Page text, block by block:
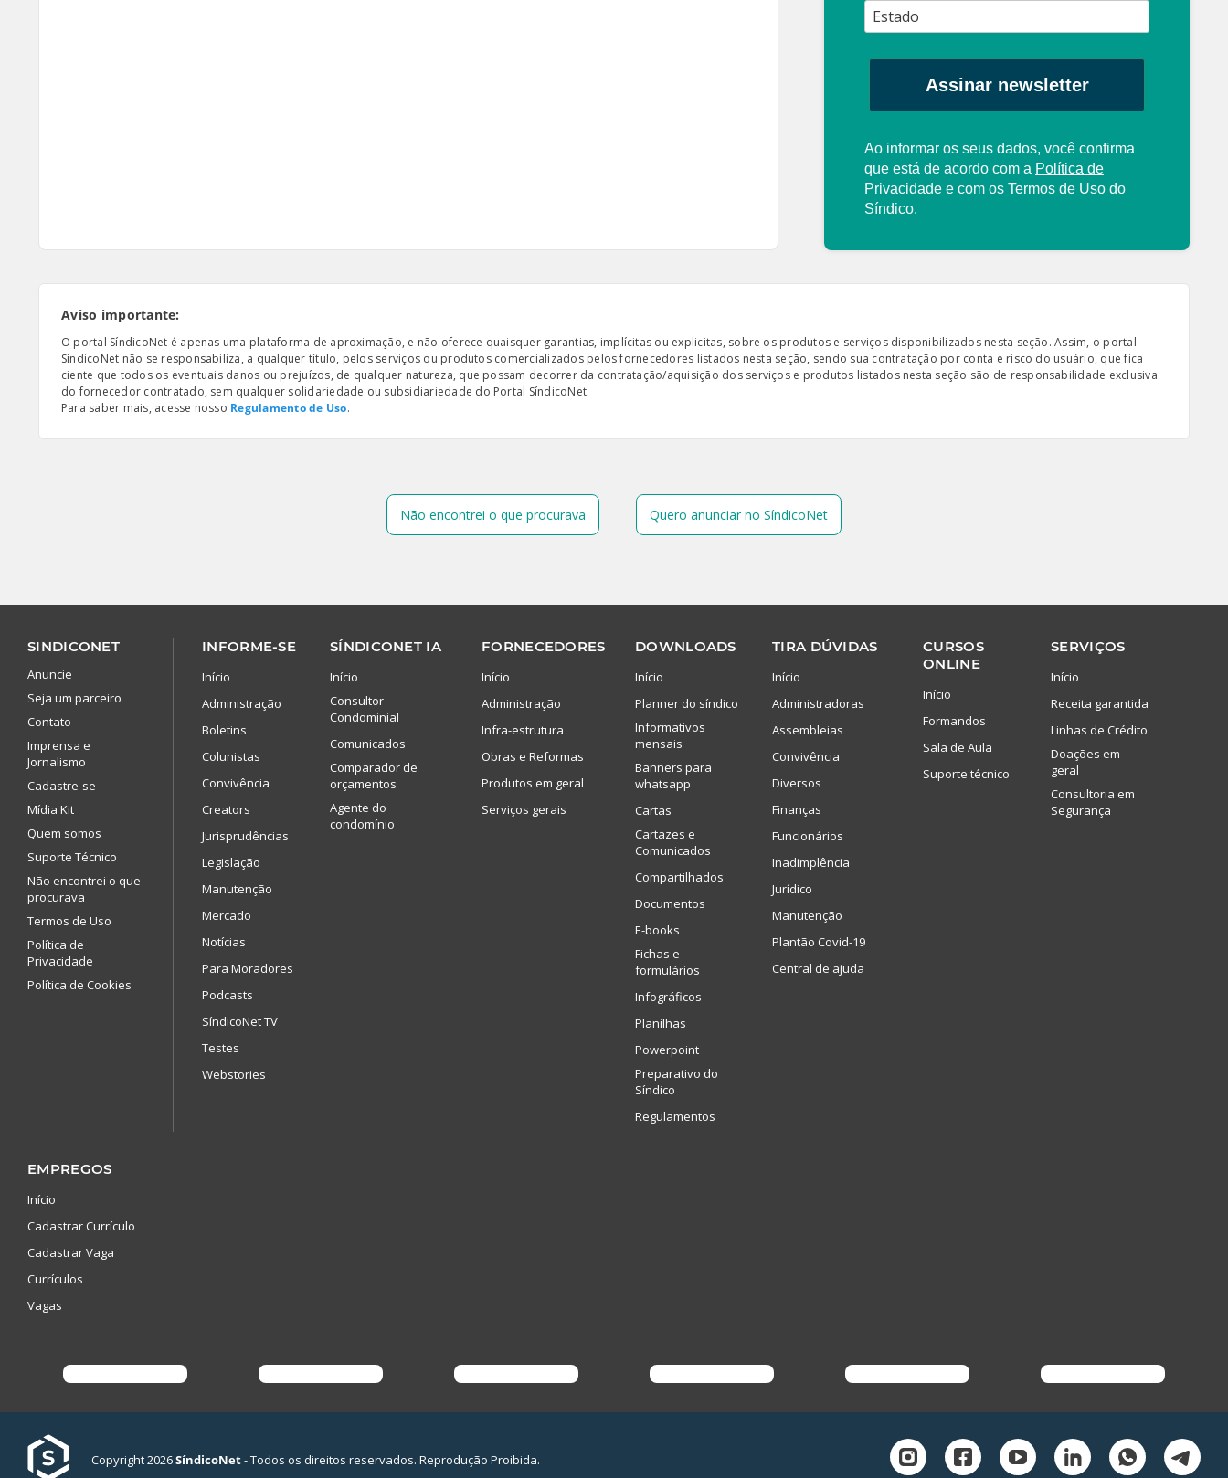
Assinar newsletter
Ao informar os seus dados, você confirma
que está de acordo com a Política de
Privacidade e com os Termos de Uso do
Síndico.
Aviso importante:
O portal SíndicoNet é apenas uma plataforma de aproximação, e não oferece quaisquer garantias, implícitas ou explicitas, sobre os produtos e serviços disponibilizados nesta seção. Assim, o portal
SíndicoNet não se responsabiliza, a qualquer título, pelos serviços ou produtos comercializados pelos fornecedores listados nesta seção, sendo sua contratação por conta e risco do usuário, que fica
ciente que todos os eventuais danos ou prejuízos, de qualquer natureza, que possam decorrer da contratação/aquisição dos serviços e produtos listados nesta seção são de responsabilidade exclusiva
do fornecedor contratado, sem qualquer solidariedade ou subsidiariedade do Portal SíndicoNet.
Para saber mais, acesse nosso Regulamento de Uso.
Não encontrei o que procurava Quero anunciar no SíndicoNet
SINDICONET
Anuncie
Seja um parceiro
Contato
Imprensa e
Jornalismo
Cadastre-se
Mídia Kit
Quem somos
Suporte Técnico
Não encontrei o que
procurava
Termos de Uso
Política de
Privacidade
Política de Cookies
INFORME-SE
Início
Administração
Boletins
Colunistas
Convivência
Creators
Jurisprudências
Legislação
Manutenção
Mercado
Notícias
Para Moradores
Podcasts
SíndicoNet TV
Testes
Webstories
SÍNDICONET IA
Início
Consultor
Condominial
Comunicados
Comparador de
orçamentos
Agente do
condomínio
FORNECEDORES
Início
Administração
Infra-estrutura
Obras e Reformas
Produtos em geral
Serviços gerais
DOWNLOADS
Início
Planner do síndico
Informativos
mensais
Banners para
whatsapp
Cartas
Cartazes e
Comunicados
Compartilhados
Documentos
E-books
Fichas e
formulários
Infográficos
Planilhas
Powerpoint
Preparativo do
Síndico
Regulamentos
TIRA DÚVIDAS
Início
Administradoras
Assembleias
Convivência
Diversos
Finanças
Funcionários
Inadimplência
Jurídico
Manutenção
Plantão Covid-19
Central de ajuda
CURSOS
ONLINE
Início
Formandos
Sala de Aula
Suporte técnico
SERVIÇOS
Início
Receita garantida
Linhas de Crédito
Doações em
geral
Consultoria em
Segurança
EMPREGOS
Início
Cadastrar Currículo
Cadastrar Vaga
Currículos
Vagas
Copyright 2026SíndicoNet- Todos os direitos reservados. Reprodução Proibida.